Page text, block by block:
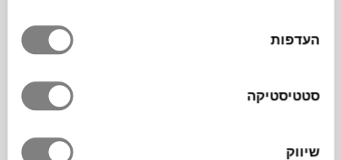
העדפות
סטטיסטיקה
שיווק